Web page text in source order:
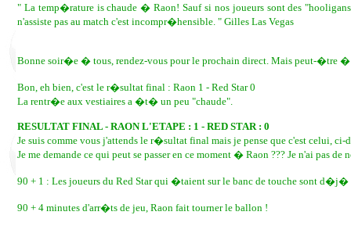
" La temp�rature is chaude � Raon! Sauf si nos joueurs sont des
n'assiste pas au match c'est incompr�hensible. " Gilles Las Vegas
Bonne soir�e � tous, rendez-vous pour le prochain direct. Mais peut-�tre
Bon, eh bien, c'est le r�sultat final : Raon 1 - Red Star 0
La rentr�e aux vestiaires a �t� un peu "chaude".
RESULTAT FINAL - RAON L'ETAPE : 1 - RED STAR : 0
Je suis comme vous j'attends le r�sultat final mais je pense que c'est celui, ci-
Je me demande ce qui peut se passer en ce moment � Raon ??? Je n'ai pas de
90 + 1 : Les joueurs du Red Star qui �taient sur le banc de touche sont d�j�
90 + 4 minutes d'arr�ts de jeu, Raon fait tourner le ballon !